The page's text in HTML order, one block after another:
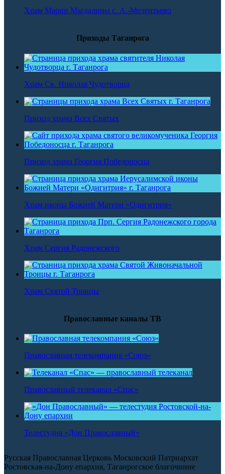
Храм Марии Магдалины с. А.-Мелентьево
Приходы Таганрога
Храм Св. Николая Чудотворца
Приход храма Всех Святых
Приход храма Георгия Победоносца
Храм иконы Божией Матери «Одигитрия»
Храм Сергия Радонежского
Храм Святой Троицы
Православные каналы ТВ
Православная телекомпания «Союз»
Православный телеканал «Спас»
Телестудия «Дон Православный»
Русская Православная Церковь Московский Патриархат
Ростовская-на-Дону епархия, Таганрогское благочиние